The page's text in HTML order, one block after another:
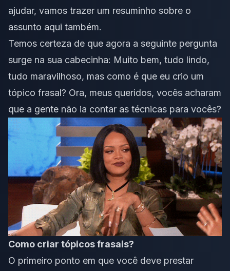
ajudar, vamos trazer um resuminho sobre o
assunto aqui também.
Temos certeza de que agora a seguinte pergunta
surge na sua cabecinha: Muito bem, tudo lindo,
tudo maravilhoso, mas como é que eu crio um
tópico frasal? Ora, meus queridos, vocês acharam
que a gente não ia contar as técnicas para vocês?
Como criar tópicos frasais?
O primeiro ponto em que você deve prestar